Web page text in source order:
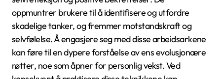
oppmuntrer brukere til å identifisere og utfordre
skadelige tanker, og fremmer motstandskraft og
selvfølelse. Å engasjere seg med disse arbeidsarkene
kan føre til en dypere forståelse av ens evolusjonære
røtter, noe som åpner for personlig vekst. Ved